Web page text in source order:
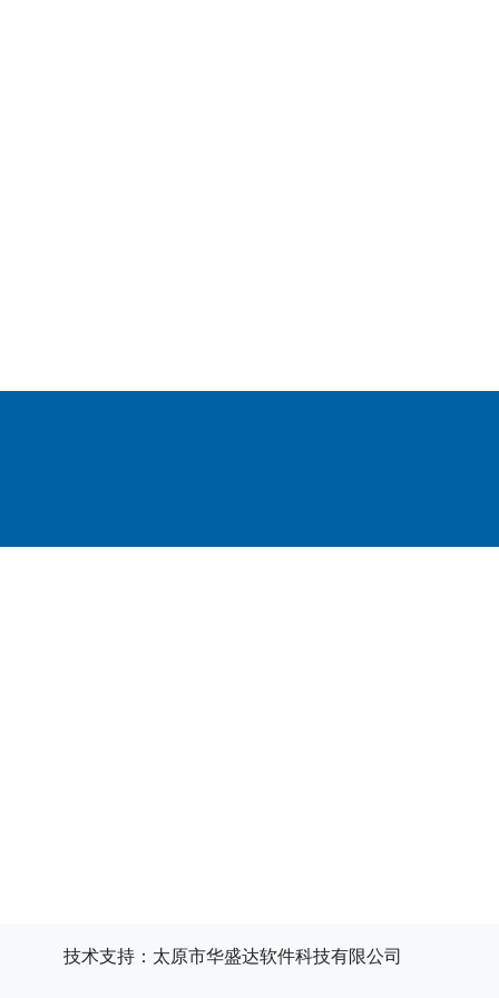
技术支持：太原市华盛达软件科技有限公司